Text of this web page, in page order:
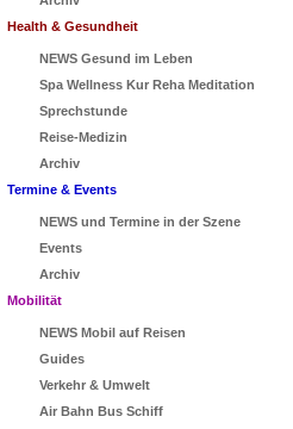
Health & Gesundheit
NEWS Gesund im Leben
Spa Wellness Kur Reha Meditation
Sprechstunde
Reise-Medizin
Archiv
Termine & Events
NEWS und Termine in der Szene
Events
Archiv
Mobilität
NEWS Mobil auf Reisen
Guides
Verkehr & Umwelt
Air Bahn Bus Schiff